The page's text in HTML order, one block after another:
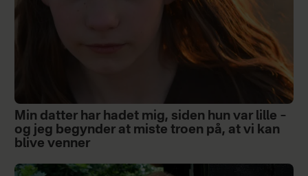
Min datter har hadet mig, siden hun var lille –
og jeg begynder at miste troen på, at vi kan
blive venner